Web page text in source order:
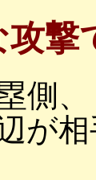
撃
側
が